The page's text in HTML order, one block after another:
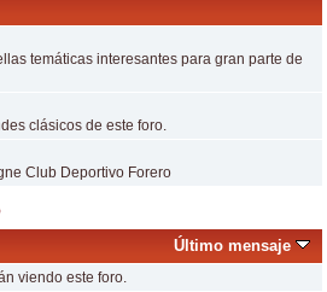
temáticas interesantes para gran parte de
clásicos de este foro.
Club Deportivo Forero
Último mensaje
viendo este foro.